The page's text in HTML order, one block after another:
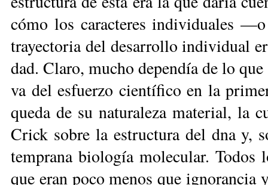
có­mo los ca­rac­te­res in­di­vi­dua­les
tra­yec­to­ria del de­sa­rro­llo in­di­vi­dual
dad. Cla­ro, mu­cho de­pen­día de lo
va del es­fuer­zo cien­tí­fi­co en la
que­da de su na­tu­ra­le­za ma­te­rial, la
Crick so­bre la es­truc­tu­ra del dna y,
tem­pra­na bio­lo­gía mo­le­cu­lar.
que eran po­co me­nos que ig­no­ran­cia